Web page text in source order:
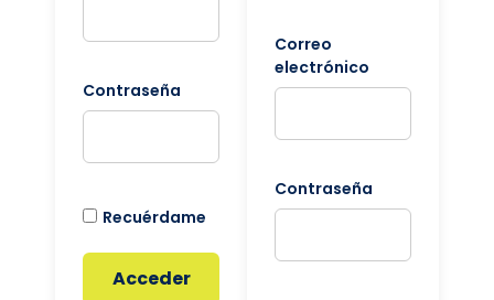
Contraseña
Recuérdame
Acceder
Correo
electrónico
Contraseña